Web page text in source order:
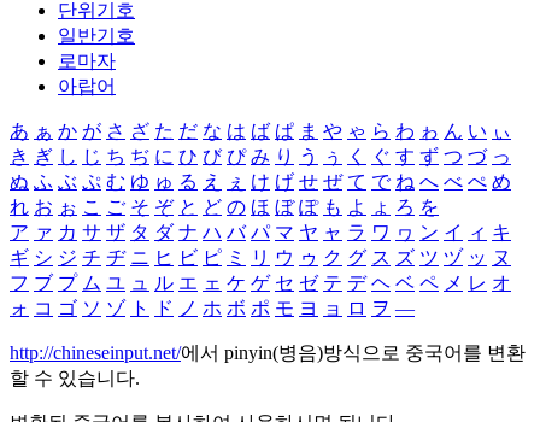
단위기호
일반기호
로마자
아랍어
あ ぁ か が さ ざ た だ な は ば ぱ ま や ゃ ら わ ゎ ん い ぃ
き ぎ し じ ち ぢ に ひ び ぴ み り う ぅ く ぐ す ず つ づ っ
ぬ ふ ぶ ぷ む ゆ ゅ る え ぇ け げ せ ぜ て で ね へ べ ぺ め
れ お ぉ こ ご そ ぞ と ど の ほ ぼ ぽ も よ ょ ろ を
ア ァ カ サ ザ タ ダ ナ ハ バ パ マ ヤ ャ ラ ワ ヮ ン イ ィ キ
ギ シ ジ チ ヂ ニ ヒ ビ ピ ミ リ ウ ゥ ク グ ス ズ ツ ヅ ッ ヌ
フ ブ プ ム ユ ュ ル エ ェ ケ ゲ セ ゼ テ デ ヘ ベ ペ メ レ オ
ォ コ ゴ ソ ゾ ト ド ノ ホ ボ ポ モ ヨ ョ ロ ヲ ―
http://chineseinput.net/에서 pinyin(병음)방식으로 중국어를 변환
할 수 있습니다.